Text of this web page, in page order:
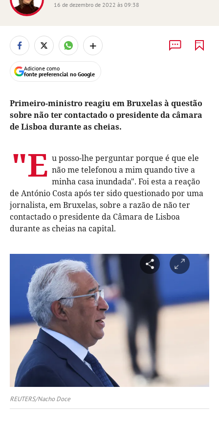
16 de dezembro de 2022 às 09:38
+
Adicione como
fonte preferencial no Google
Primeiro-ministro reagiu em Bruxelas à questão
sobre não ter contactado o presidente da câmara
de Lisboa durante as cheias.
"E u posso-lhe perguntar porque é que ele
não me telefonou a mim quando tive a
minha casa inundada". Foi esta a reação
de António Costa após ter sido questionado por uma
jornalista, em Bruxelas, sobre a razão de não ter
contactado o presidente da Câmara de Lisboa
durante as cheias na capital.
REUTERS/Nacho Doce